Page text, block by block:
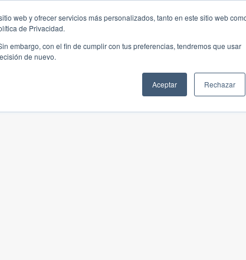
web y ofrecer servicios más personalizados, tanto en este sitio web
de Privacidad.
embargo, con el fin de cumplir con tus preferencias, tendremos que usar
de nuevo.
Aceptar Rechazar